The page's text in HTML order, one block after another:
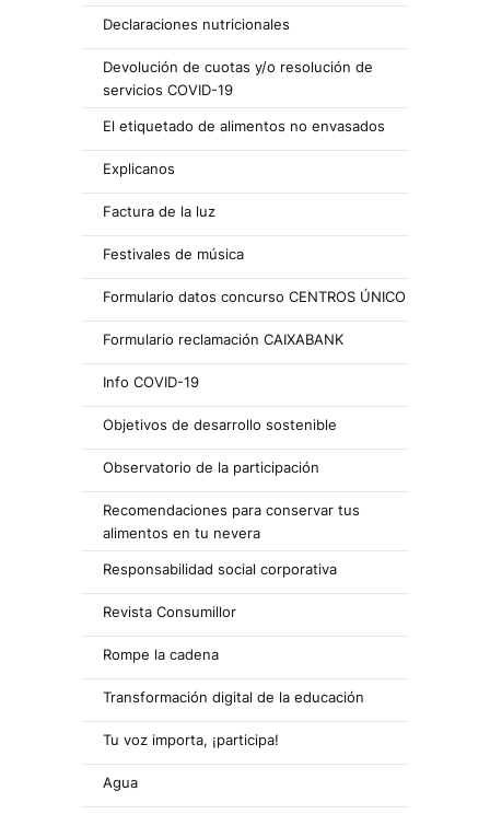
Declaraciones nutricionales
Devolución de cuotas y/o resolución de
servicios COVID-19
El etiquetado de alimentos no envasados
Explicanos
Factura de la luz
Festivales de música
Formulario datos concurso CENTROS ÚNICO
Formulario reclamación CAIXABANK
Info COVID-19
Objetivos de desarrollo sostenible
Observatorio de la participación
Recomendaciones para conservar tus
alimentos en tu nevera
Responsabilidad social corporativa
Revista Consumillor
Rompe la cadena
Transformación digital de la educación
Tu voz importa, ¡participa!
Agua